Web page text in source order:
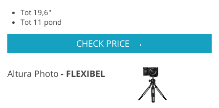
Tot 19,6″
Tot 11 pond
CHECK PRICE →
Altura Photo FLEXIBEL